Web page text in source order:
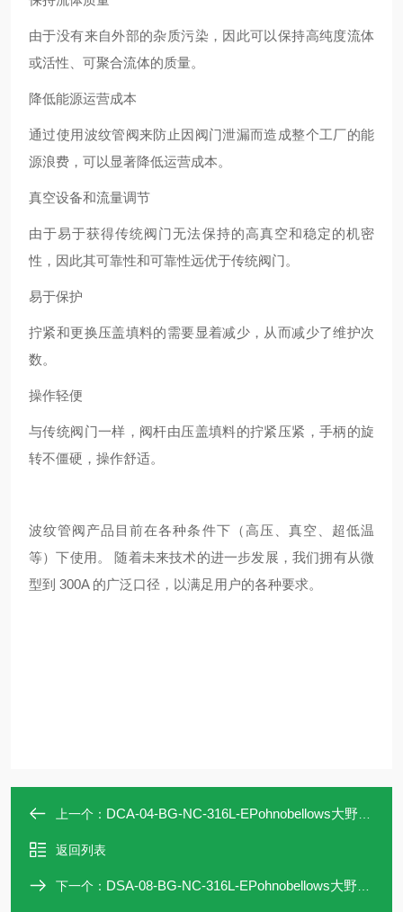
由于没有来自外部的杂质污染，因此可以保持高纯度流体
或活性、可聚合流体的质量。
降低能源运营成本
通过使用波纹管阀来防止因阀门泄漏而造成整个工厂的能
源浪费，可以显著降低运营成本。
真空设备和流量调节
由于易于获得传统阀门无法保持的高真空和稳定的机密
性，因此其可靠性和可靠性远优于传统阀门。
易于保护
拧紧和更换压盖填料的需要显着减少，从而减少了维护次
数。
操作轻便
与传统阀门一样，阀杆由压盖填料的拧紧压紧，手柄的旋
转不僵硬，操作舒适。
波纹管阀产品目前在各种条件下（高压、真空、超低温
等）下使用。 随着未来技术的进一步发展，我们拥有从微
型到 300A 的广泛口径，以满足用户的各种要求。
上一个： DCA-04-BG-NC-316L-EPohnobellows大野DCA-04-BG-NC空气动作阀
返回列表
下一个： DSA-08-BG-NC-316L-EPohnobellows大野DSA-08-BG-NC空气动作阀